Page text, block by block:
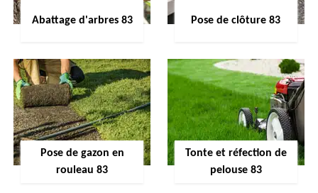
Abattage d'arbres 83 Pose de clôture 83
Pose de gazon en
rouleau 83
Tonte et réfection de
pelouse 83